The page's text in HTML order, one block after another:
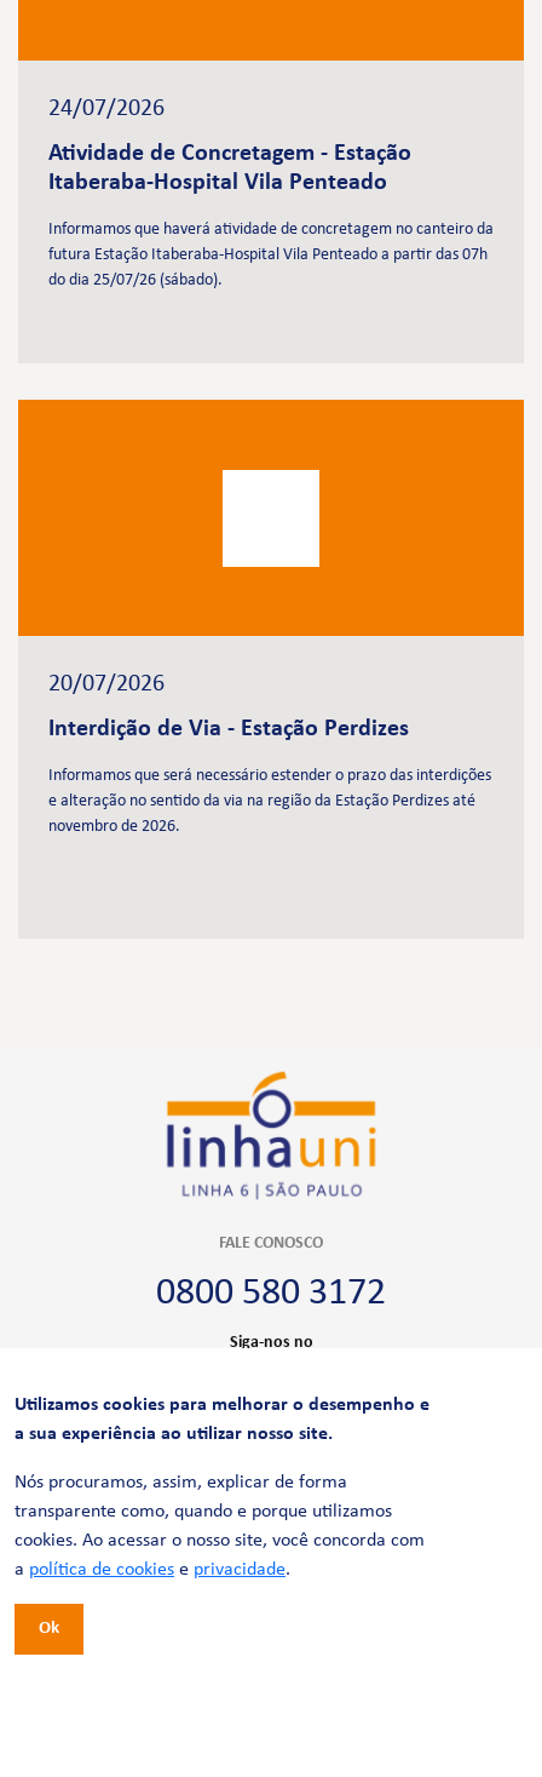
24/07/2026
Atividade de Concretagem - Estação
Itaberaba-Hospital Vila Penteado
Informamos que haverá atividade de concretagem no canteiro da
futura Estação Itaberaba-Hospital Vila Penteado a partir das 07h
do dia 25/07/26 (sábado).
20/07/2026
Interdição de Via - Estação Perdizes
Informamos que será necessário estender o prazo das interdições
e alteração no sentido da via na região da Estação Perdizes até
novembro de 2026.
FALE CONOSCO
0800 580 3172
Siga-nos no
CERTIFICAÇÕES
Utilizamos cookies para melhorar o desempenho e
a sua experiência ao utilizar nosso site.
Nós procuramos, assim, explicar de forma
transparente como, quando e porque utilizamos
cookies. Ao acessar o nosso site, você concorda com
a política de cookies e privacidade.
Ok